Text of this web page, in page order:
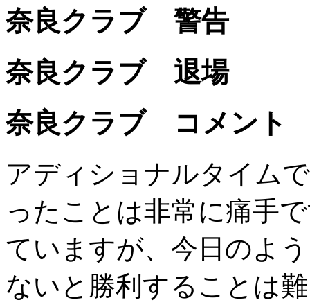
奈良クラブ 警告
奈良クラブ 退場
奈良クラブ コメント
アディショナルタイム
ったことは非常に痛手
ていますが、今日のよ
ないと勝利することは